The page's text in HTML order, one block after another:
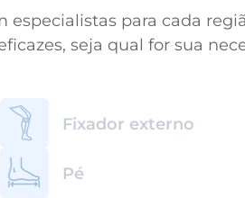
para cada
seja qual for sua
Fixador externo
Pé